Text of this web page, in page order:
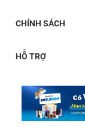
CHÍNH SÁCH
HỖ TRỢ